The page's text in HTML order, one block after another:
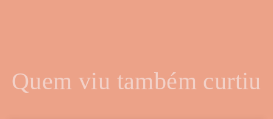
Quem viu também curtiu